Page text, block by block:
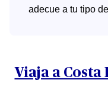
adecue a tu tipo
Viaja a Costa